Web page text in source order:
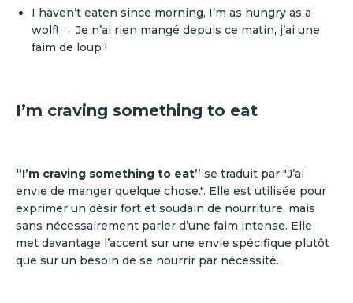
I haven’t eaten since morning, I’m as hungry as a
wolf! → Je n’ai rien mangé depuis ce matin, j’ai une
faim de loup !
I’m craving something to eat
“I’m craving something to eat” se traduit par "J’ai
envie de manger quelque chose.". Elle est utilisée pour
exprimer un désir fort et soudain de nourriture, mais
sans nécessairement parler d’une faim intense. Elle
met davantage l’accent sur une envie spécifique plutôt
que sur un besoin de se nourrir par nécessité.